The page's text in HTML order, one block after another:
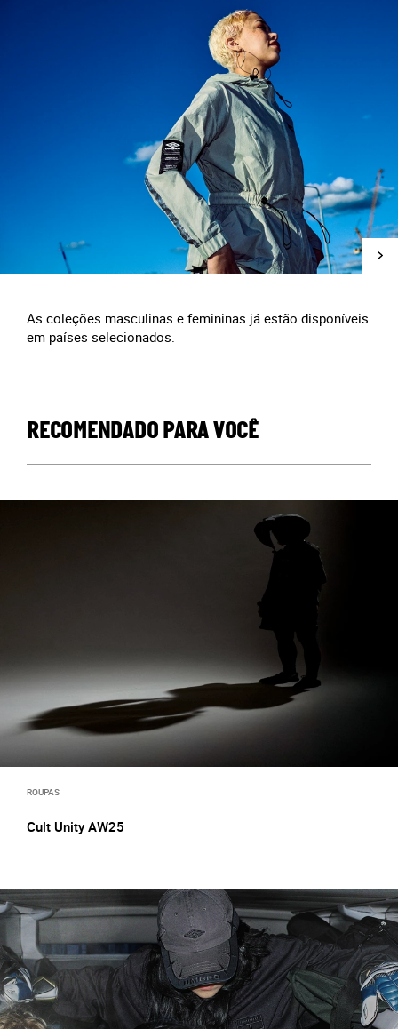
As coleções masculinas e femininas já estão disponíveis
em países selecionados.
RECOMENDADO PARA VOCÊ
ROUPAS
Cult Unity AW25